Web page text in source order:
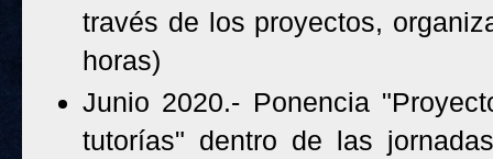
través de los proyectos,
horas)
Junio 2020.- Ponencia
tutorías" dentro de las